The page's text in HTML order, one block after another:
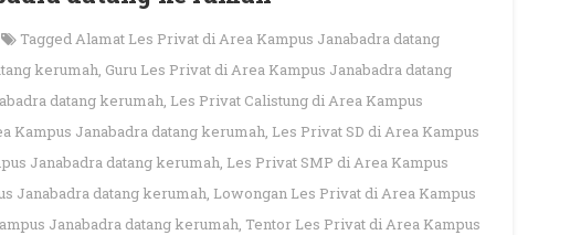
TaggedAlamat Les Privat di Area Kampus Janabadra datang
kerumah, Guru Les Privat di Area Kampus Janabadra datang
datang kerumah, Les Privat Calistung di Area Kampus
Kampus Janabadra datang kerumah, Les Privat SD di Area Kampus
Janabadra datang kerumah, Les Privat SMP di Area Kampus
Janabadra datang kerumah, Lowongan Les Privat di Area Kampus
Janabadra datang kerumah, Tentor Les Privat di Area Kampus